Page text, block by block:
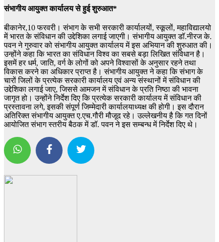
संभागीय आयुक्त कार्यालय से हुई शुरुआत*
बीकानेर,10 फरवरी। संभाग के सभी सरकारी कार्यालयों, स्कूलों, महाविद्यालयो
में भारत के संविधान की उद्देशिका लगाई जाएगी। संभागीय आयुक्त डॉ.नीरज के.
पवन ने गुरुवार को संभागीय आयुक्त कार्यालय में इस अभियान की शुरुआत की।
उन्होंने कहा कि भारत का संविधान विश्व का सबसे बड़ा लिखित संविधान है।
इसमें हर धर्म, जाति, वर्ग के लोगों को अपने विश्वासों के अनुसार रहने तथा
विकास करने का अधिकार प्राप्त है। संभागीय आयुक्त ने कहा कि संभाग के
चारों जिलों के प्रत्येक सरकारी कार्यालय एवं अन्य संस्थानों में संविधान की
उद्देशिका लगाई जाए, जिससे आमजन में संविधान के प्रति निष्ठा की भावना
जागृत हो। उन्होंने निर्देश दिए कि प्रत्येक सरकारी कार्यालय में संविधान की
प्रस्तावना लगे, इसकी संपूर्ण जिम्मेदारी कार्यालयाध्यक्ष की होगी। इस दौरान
अतिरिक्त संभागीय आयुक्त ए.एच.गौरी मौजूद रहे। उल्लेखनीय है कि गत दिनों
आयोजित संभाग स्तरीय बैठक में डॉ. पवन ने इस सम्बन्ध में निर्देश दिए थे।